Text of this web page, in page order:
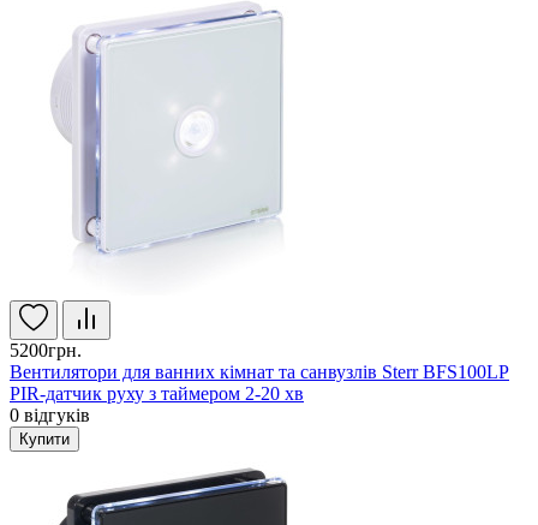
5200грн.
Вентилятори для ванних кімнат та санвузлів Sterr BFS100LP
PIR-датчик руху з таймером 2-20 хв
0 відгуків
Купити